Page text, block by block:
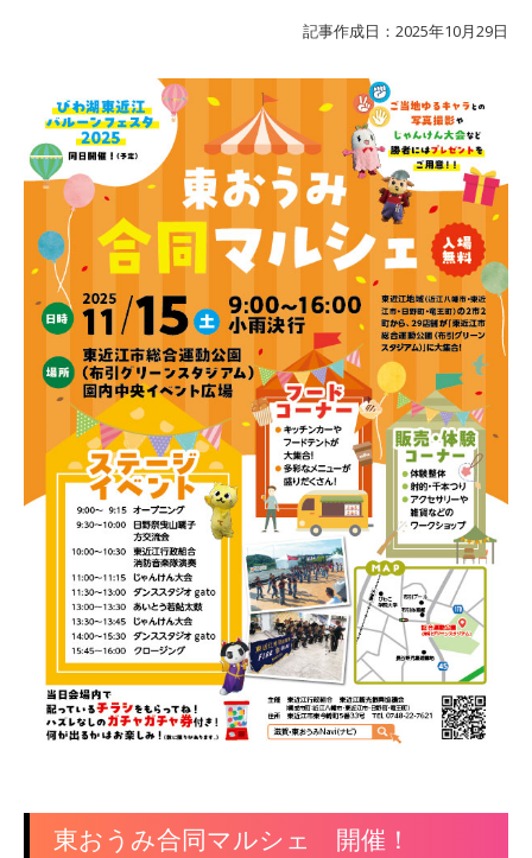
記事作成日：2025年10月29日
東おうみ合同マルシェ 開催！